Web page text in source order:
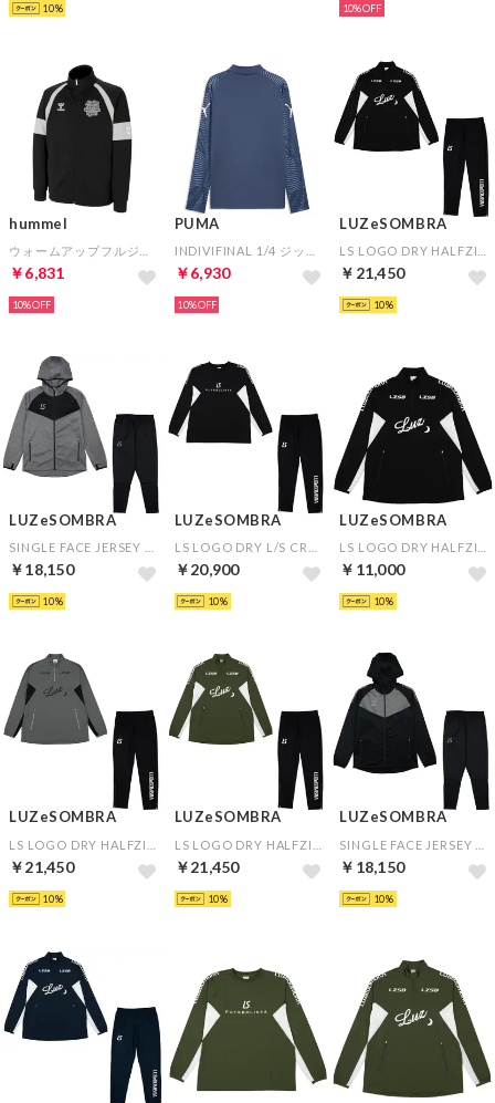
10 10%
hummel
￥6,831
10%
PUMA
￥6,930
10%
LUZeSOMBRA
￥21,450
10
LUZeSOMBRA
￥18,150
10
LUZeSOMBRA
￥20,900
10
LUZeSOMBRA
￥11,000
10
LUZeSOMBRA
￥21,450
10
LUZeSOMBRA
￥21,450
10
LUZeSOMBRA
￥18,150
10